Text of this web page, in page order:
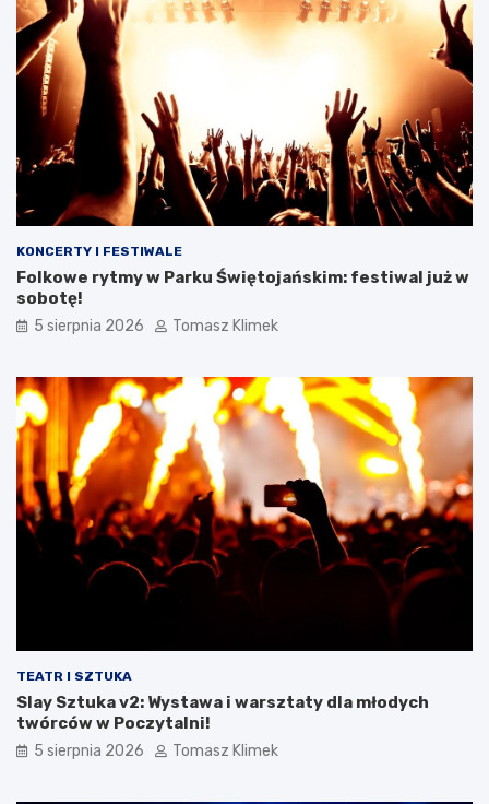
KONCERTY I FESTIWALE
Folkowe rytmy w Parku Świętojańskim: festiwal już w
sobotę!
5 sierpnia 2026 Tomasz Klimek
TEATR I SZTUKA
Slay Sztuka v2: Wystawa i warsztaty dla młodych
twórców w Poczytalni!
5 sierpnia 2026 Tomasz Klimek